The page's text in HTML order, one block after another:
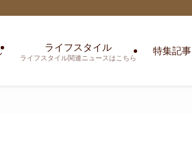
ライフスタイル
ライフスタイル関連ニュースはこちら
特集記事